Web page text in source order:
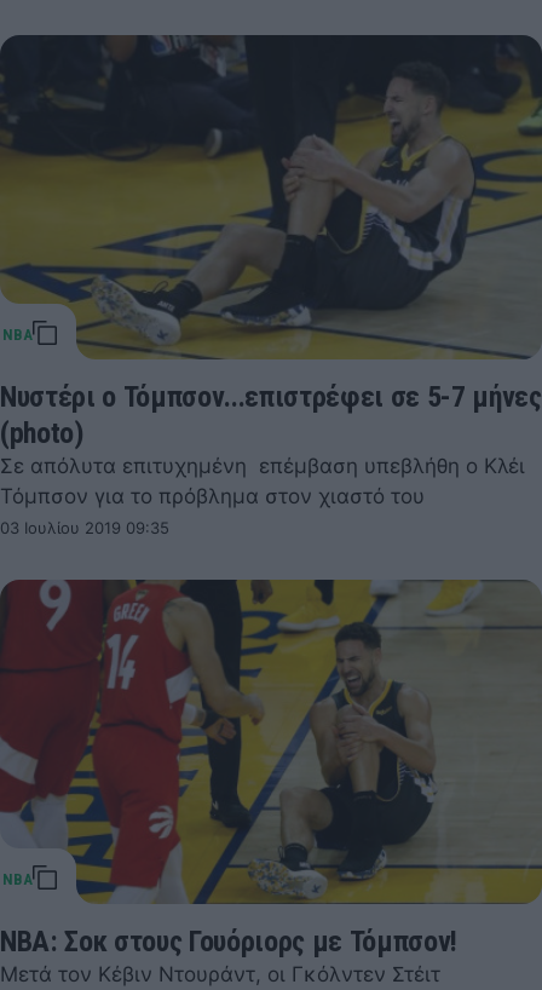
Νυστέρι ο Τόμπσον...επιστρέφει σε 5-7 μήνες
(photo)
Σε απόλυτα επιτυχημένη επέμβαση υπεβλήθη ο Κλέι
Τόμπσον για το πρόβλημα στον χιαστό του
03 Ιουλίου 2019 09:35
NBA: Σοκ στους Γουόριορς με Τόμπσον!
Μετά τον Κέβιν Ντουράντ, οι Γκόλντεν Στέιτ